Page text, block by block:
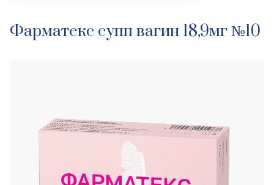
Фарматекс супп вагин 18,9мг №10